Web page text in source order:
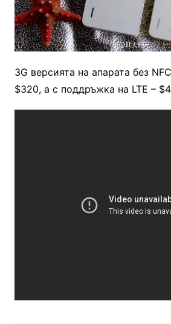
3G версията на апарата без
$320, а с поддръжка на LTE –